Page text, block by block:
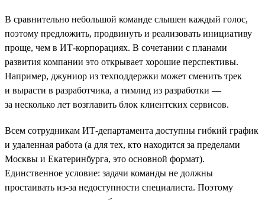
В сравнительно небольшой команде слышен каждый голос,
поэтому предложить, продвинуть и реализовать инициативу
проще, чем в ИТ-корпорациях. В сочетании с планами
развития компании это открывает хорошие перспективы.
Например, джуниор из техподдержки может сменить трек
и вырасти в разработчика, а тимлид из разработки —
за несколько лет возглавить блок клиентских сервисов.
Всем сотрудникам ИТ-департамента доступны гибкий график
и удаленная работа (а для тех, кто находится за пределами
Москвы и Екатеринбурга, это основной формат).
Единственное условие: задачи команды не должны
простаивать из-за недоступности специалиста. Поэтому